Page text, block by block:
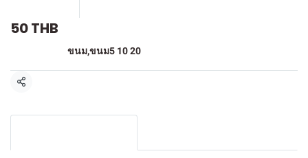
50 THB
ขนม,ขนม5 10 20
แชร์